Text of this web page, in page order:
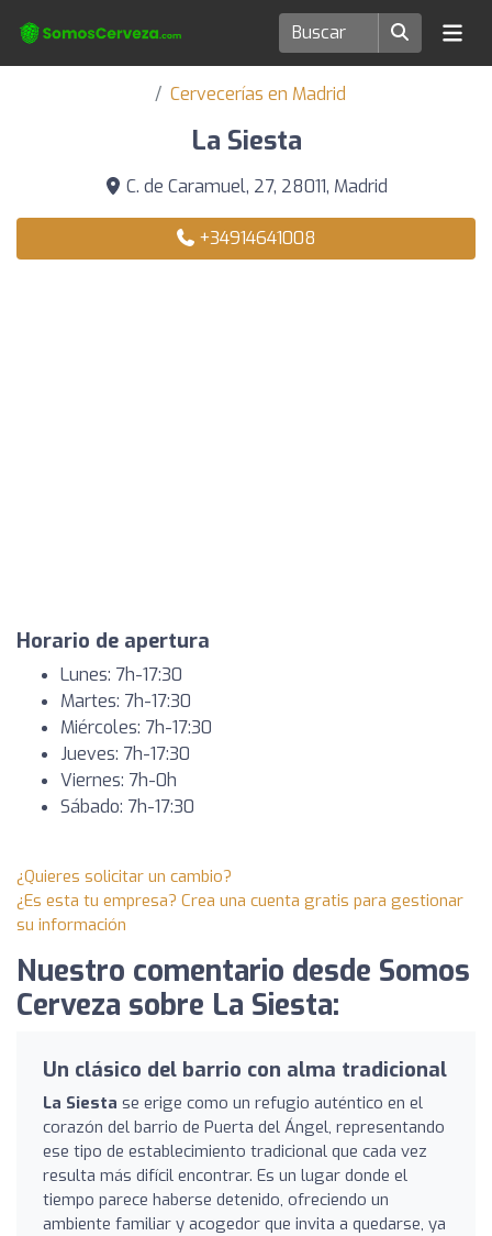
Cervecerías en Madrid
La Siesta
C. de Caramuel, 27, 28011, Madrid
+34914641008
Horario de apertura
Lunes: 7h-17:30
Martes: 7h-17:30
Miércoles: 7h-17:30
Jueves: 7h-17:30
Viernes: 7h-0h
Sábado: 7h-17:30
¿Quieres solicitar un cambio?
¿Es esta tu empresa? Crea una cuenta gratis para gestionar
su información
Nuestro comentario desde Somos
Cerveza sobre La Siesta:
Un clásico del barrio con alma tradicional
La Siesta se erige como un refugio auténtico en el
corazón del barrio de Puerta del Ángel, representando
ese tipo de establecimiento tradicional que cada vez
resulta más difícil encontrar. Es un lugar donde el
tiempo parece haberse detenido, ofreciendo un
ambiente familiar y acogedor que invita a quedarse, ya